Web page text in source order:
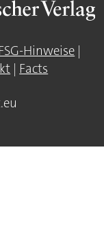
Hinweise |
| Facts